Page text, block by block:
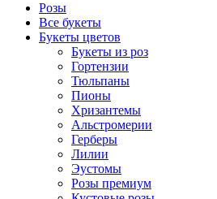
Розы
Все букеты
Букеты цветов
Букеты из роз
Гортензии
Тюльпаны
Пионы
Хризантемы
Альстромерии
Герберы
Лилии
Эустомы
Розы премиум